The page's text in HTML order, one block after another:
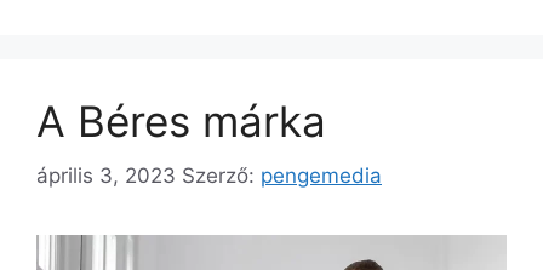
A Béres márka
április 3, 2023 Szerző: pengemedia